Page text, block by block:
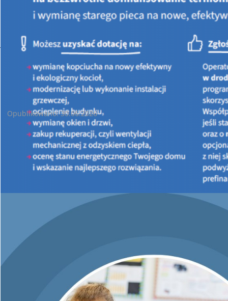
Jesteś tutaj:STRONA GŁÓWNA
AKTUALNOŚCI
Samorządy, środowiska i energia - wspólnie o przyszłych
wyzwaniach
Samorządy, środowiska i energia - wspólnie o przyszłych
wyzwaniach
Opublikowano: 30.06.2026
Serdecznie zapraszamy na spotkanie poświęcone
współpracy samorządów z WFOŚiGW w Kielcach | 2
lipca 2026 r.
Przed samorządami kolejne wyzwania i nowe możliwości
związane z realizacją programu „Czyste Powietrze”.
Jakie zmiany są planowane i jakie wsparcie będzie dostępne